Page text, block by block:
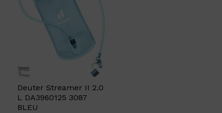
Deuter Streamer II 2.0
L DA3960125 3087
BLEU